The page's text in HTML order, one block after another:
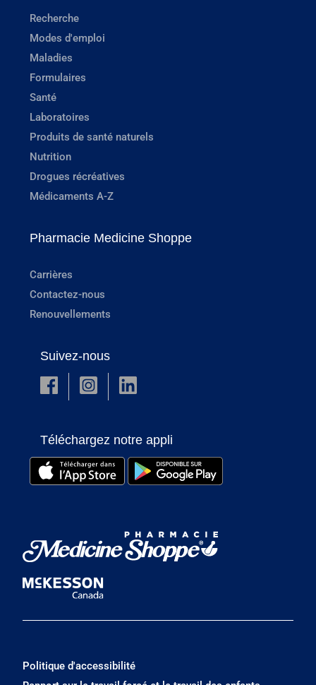
Recherche
Modes d'emploi
Maladies
Formulaires
Santé
Laboratoires
Produits de santé naturels
Nutrition
Drogues récréatives
Médicaments A-Z
Pharmacie Medicine Shoppe
Carrières
Contactez-nous
Renouvellements
Suivez-nous
Téléchargez notre appli
Politique d'accessibilité